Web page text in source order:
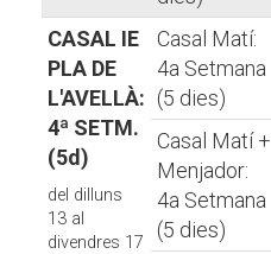
CASAL IE
PLA DE
L'AVELLÀ:
4ª SETM.
(5d)
del dilluns
13 al
divendres 17
Casal Matí:
4a Setmana
(5 dies)
Casal Matí +
Menjador:
4a Setmana
(5 dies)